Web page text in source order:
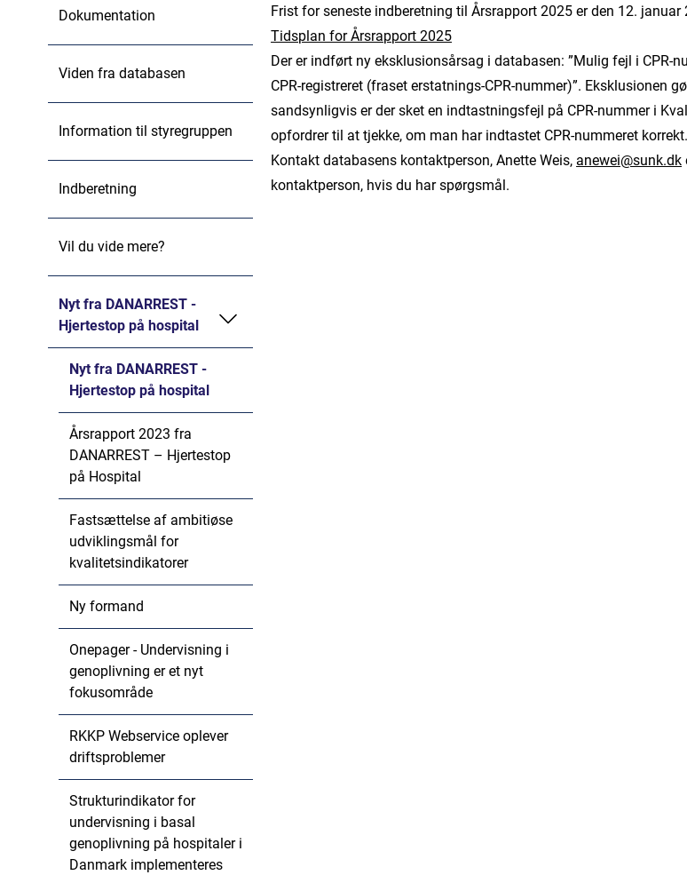
Dokumentation
Viden fra databasen
Information til styregruppen
Indberetning
Vil du vide mere?
Nyt fra DANARREST -
Hjertestop på hospital
Nyt fra DANARREST -
Hjertestop på hospital
Årsrapport 2023 fra
DANARREST – Hjertestop
på Hospital
Fastsættelse af ambitiøse
udviklingsmål for
kvalitetsindikatorer
Ny formand
Onepager - Undervisning i
genoplivning er et nyt
fokusområde
RKKP Webservice oplever
driftsproblemer
Strukturindikator for
undervisning i basal
genoplivning på hospitaler i
Danmark implementeres
Frist for seneste indberetning til Årsrapport 2025 er den 12. januar
Tidsplan for Årsrapport 2025
Der er indført ny eksklusionsårsag i databasen: ”Mulig fejl i CPR-
CPR-registreret (fraset erstatnings-CPR-nummer)”. Eksklusionen
sandsynligvis er der sket en indtastningsfejl på CPR-nummer i
opfordrer til at tjekke, om man har indtastet CPR-nummeret korrekt.
Kontakt databasens kontaktperson, Anette Weis, anewei@sunk.dk
kontaktperson, hvis du har spørgsmål.